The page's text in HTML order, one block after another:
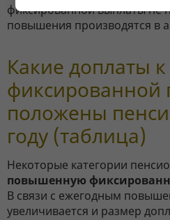
фиксированной выплаты не
повышения производятся в
Какие доплаты к
фиксированной
положены
году (таблица)
Некоторые категории
повышенную
В связи с ежегодным
увеличивается и размер